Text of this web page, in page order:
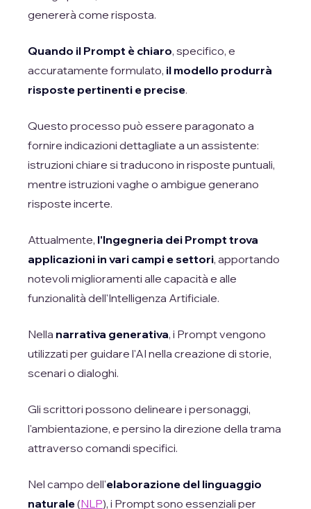
genererà come risposta.
Quando il Prompt è chiaro, specifico, e
accuratamente formulato, il modello produrrà
risposte pertinenti e precise.
Questo processo può essere paragonato a
fornire indicazioni dettagliate a un assistente:
istruzioni chiare si traducono in risposte puntuali,
mentre istruzioni vaghe o ambigue generano
risposte incerte.
Attualmente, l'Ingegneria dei Prompt trova
applicazioni in vari campi e settori, apportando
notevoli miglioramenti alle capacità e alle
funzionalità dell'Intelligenza Artificiale.
Nella narrativa generativa, i Prompt vengono
utilizzati per guidare l'AI nella creazione di storie,
scenari o dialoghi.
Gli scrittori possono delineare i personaggi,
l'ambientazione, e persino la direzione della trama
attraverso comandi specifici.
Nel campo dell'elaborazione del linguaggio
naturale(NLP), i Prompt sono essenziali per